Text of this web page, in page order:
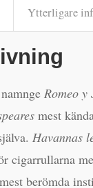
Ytterligare
Romeo y
mest
Havannas
cigarrullarna
berömda